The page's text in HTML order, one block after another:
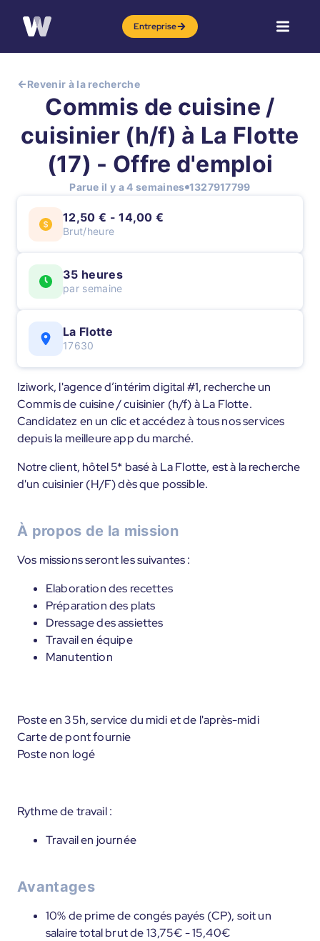
Entreprise
Revenir à la recherche
Commis de cuisine /
cuisinier (h/f) à La Flotte
(17) - Offre d'emploi
Parue il y a 4 semaines 1327917799
12,50 € - 14,00 €
Brut/heure
35 heures
par semaine
La Flotte
17630
Iziwork, l'agence d’intérim digital #1, recherche un
Commis de cuisine / cuisinier (h/f) à La Flotte.
Candidatez en un clic et accédez à tous nos services
depuis la meilleure app du marché.
Notre client, hôtel 5* basé à La Flotte, est à la recherche
d'un cuisinier (H/F) dès que possible.
À propos de la mission
Vos missions seront les suivantes :
Elaboration des recettes
Préparation des plats
Dressage des assiettes
Travail en équipe
Manutention
Poste en 35h, service du midi et de l'après-midi
Carte de pont fournie
Poste non logé
Rythme de travail :
Travail en journée
Avantages
10% de prime de congés payés (CP), soit un
salaire total brut de 13,75€ - 15,40€